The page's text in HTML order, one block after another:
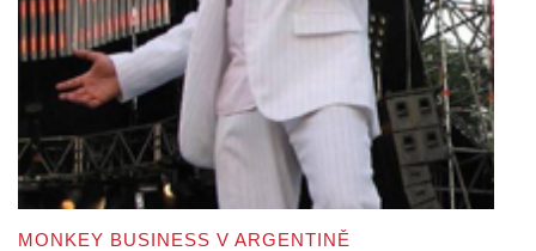
MONKEY BUSINESS V ARGENTINĚ